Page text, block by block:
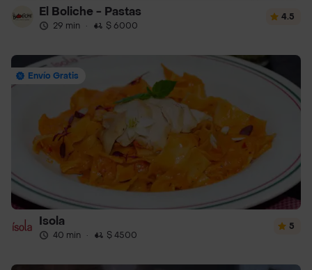
El Boliche - Pastas
29 min · $ 6000
4.5
Envío Gratis
Isola
40 min · $ 4500
5